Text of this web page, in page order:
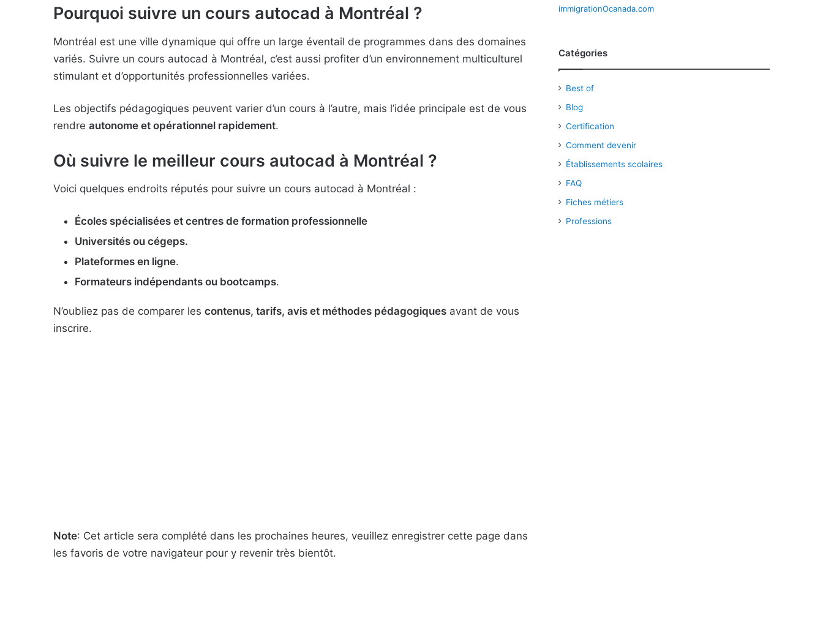
Pourquoi suivre un cours autocad à Montréal ?
Montréal est une ville dynamique qui offre un large éventail de programmes dans des domaines
variés. Suivre un cours autocad à Montréal, c’est aussi profiter d’un environnement multiculturel
stimulant et d’opportunités professionnelles variées.
Les objectifs pédagogiques peuvent varier d’un cours à l’autre, mais l’idée principale est de vous
rendre autonome et opérationnel rapidement.
Où suivre le meilleur cours autocad à Montréal ?
Voici quelques endroits réputés pour suivre un cours autocad à Montréal :
Écoles spécialisées et centres de formation professionnelle
Universités ou cégeps.
Plateformes en ligne.
Formateurs indépendants ou bootcamps.
N’oubliez pas de comparer les contenus, tarifs, avis et méthodes pédagogiques avant de vous
inscrire.
Note: Cet article sera complété dans les prochaines heures, veuillez enregistrer cette page dans
les favoris de votre navigateur pour y revenir très bientôt.
immigrationOcanada.com
Catégories
Best of
Blog
Certification
Comment devenir
Établissements scolaires
FAQ
Fiches métiers
Professions